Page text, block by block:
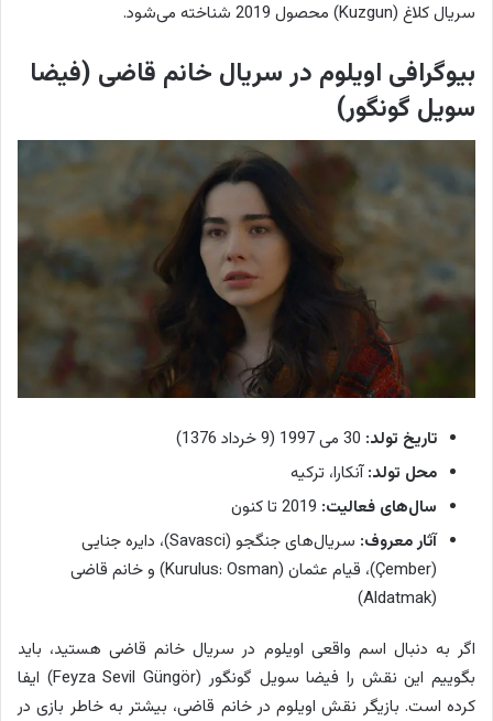
سریال کلاغ (Kuzgun) محصول 2019 شناخته می‌شود.
بیوگرافی اویلوم در سریال خانم قاضی (فیضا
سویل گونگور)
تاریخ تولد:
محل تولد:آنکارا، ترکیه
سال‌های فعالیت:
آثار معروف:
سریال‌های جنگجو (Savasci)، دایره جنایی
(Çember)، قیام عثمان (Kurulus: Osman) و خانم قاضی
(Aldatmak)
اگر به دنبال اسم واقعی اویلوم در سریال خانم قاضی هستید، باید
بگوییم این نقش را فیضا سویل گونگور (Feyza Sevil Güngör) ایفا
کرده است. بازیگر نقش اویلوم در خانم قاضی، بیشتر به خاطر بازی در